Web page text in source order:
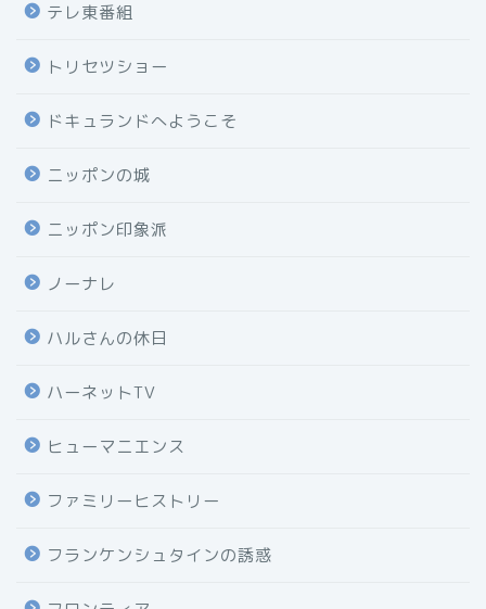
テレ東番組
トリセツショー
ドキュランドへようこそ
ニッポンの城
ニッポン印象派
ノーナレ
ハルさんの休日
ハーネットTV
ヒューマニエンス
ファミリーヒストリー
フランケンシュタインの誘惑